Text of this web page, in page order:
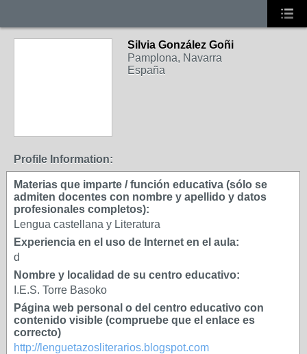
Silvia González Goñi
Pamplona, Navarra
España
Profile Information:
Materias que imparte / función educativa (sólo se
admiten docentes con nombre y apellido y datos
profesionales completos):
Lengua castellana y Literatura
Experiencia en el uso de Internet en el aula:
d
Nombre y localidad de su centro educativo:
I.E.S. Torre Basoko
Página web personal o del centro educativo con
contenido visible (compruebe que el enlace es
correcto)
http://lenguetazosliterarios.blogspot.com